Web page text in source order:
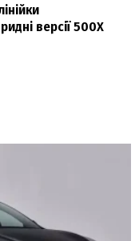
версії 500X